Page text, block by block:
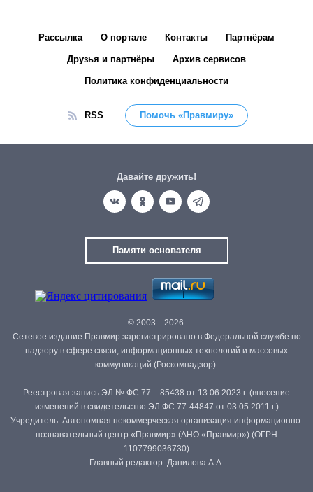
Рассылка О портале Контакты Партнёрам
Друзья и партнёры Архив сервисов
Политика конфиденциальности
RSS Помочь «Правмиру»
Давайте дружить!
Памяти основателя
© 2003—2026.
Сетевое издание Правмир зарегистрировано в Федеральной службе по
надзору в сфере связи, информационных технологий и массовых
коммуникаций (Роскомнадзор).
Реестровая запись ЭЛ № ФС 77 – 85438 от 13.06.2023 г. (внесение
изменений в свидетельство ЭЛ ФС 77-44847 от 03.05.2011 г.)
Учредитель: Автономная некоммерческая организация информационно-
познавательный центр «Правмир» (АНО «Правмир») (ОГРН
1107799036730)
Главный редактор: Данилова А.А.